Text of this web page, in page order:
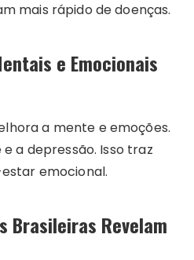
mais rápido de doenças.
e Emocionais
a mente e emoções.
e a depressão. Isso traz
emocional.
Brasileiras Revelam